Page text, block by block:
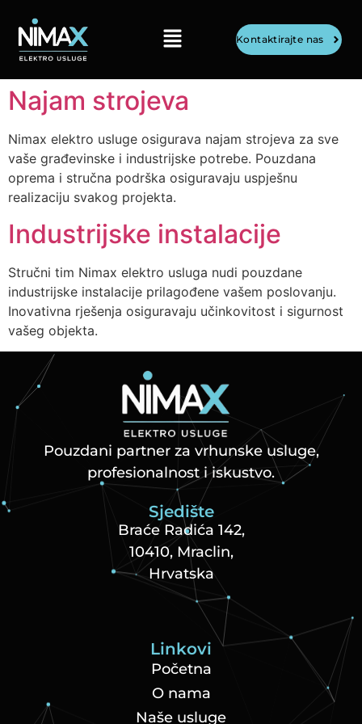
Kontaktirajte nas
Najam strojeva
Nimax elektro usluge osigurava najam strojeva za sve
vaše građevinske i industrijske potrebe. Pouzdana
oprema i stručna podrška osiguravaju uspješnu
realizaciju svakog projekta.
Industrijske instalacije
Stručni tim Nimax elektro usluga nudi pouzdane
industrijske instalacije prilagođene vašem poslovanju.
Inovativna rješenja osiguravaju učinkovitost i sigurnost
vašeg objekta.
Pouzdani partner za vrhunske usluge,
profesionalnost i iskustvo.
Sjedište
Braće Radića 142,
10410, Mraclin,
Hrvatska
Linkovi
Početna
O nama
Naše usluge